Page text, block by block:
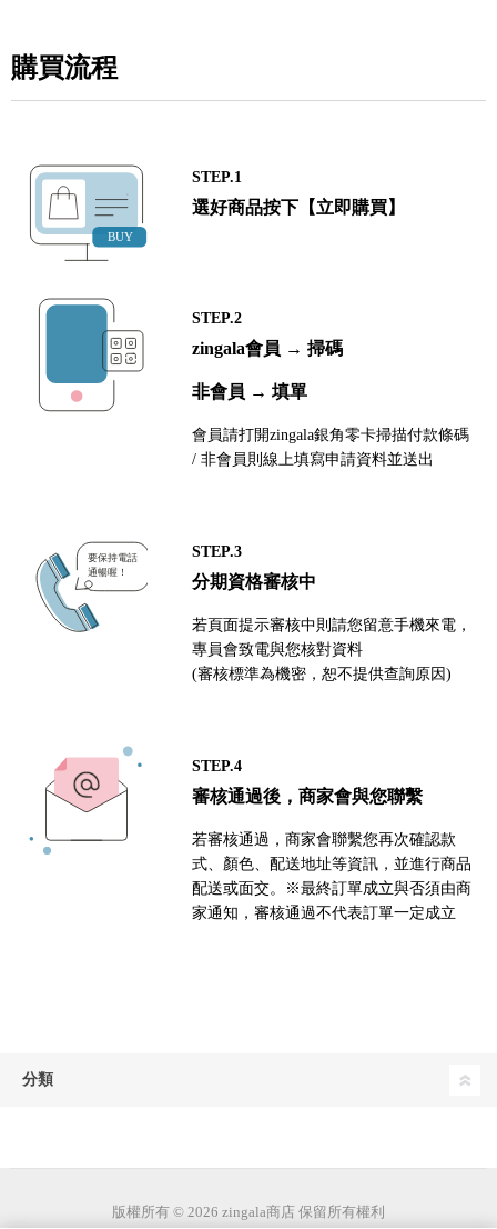
購買流程
STEP.1
選好商品按下【立即購買】
STEP.2
zingala會員 → 掃碼
非會員 → 填單
會員請打開zingala銀角零卡掃描付款條碼
/ 非會員則線上填寫申請資料並送出
STEP.3
分期資格審核中
若頁面提示審核中則請您留意手機來電，
專員會致電與您核對資料
(審核標準為機密，恕不提供查詢原因)
STEP.4
審核通過後，商家會與您聯繫
若審核通過，商家會聯繫您再次確認款
式、顏色、配送地址等資訊，並進行商品
配送或面交。※最終訂單成立與否須由商
家通知，審核通過不代表訂單一定成立
分類
版權所有 © 2026 zingala商店 保留所有權利